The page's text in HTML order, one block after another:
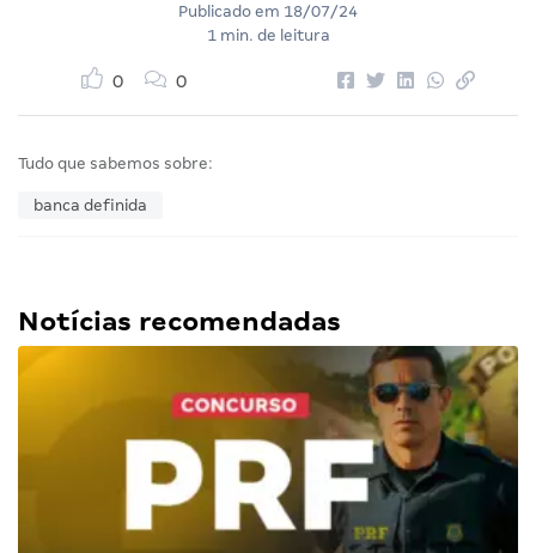
Publicado em 18/07/24
1 min. de leitura
0 0
Tudo que sabemos sobre:
banca definida
Notícias recomendadas